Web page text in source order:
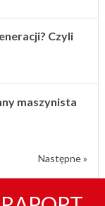
Czyli
maszynista
Następne »